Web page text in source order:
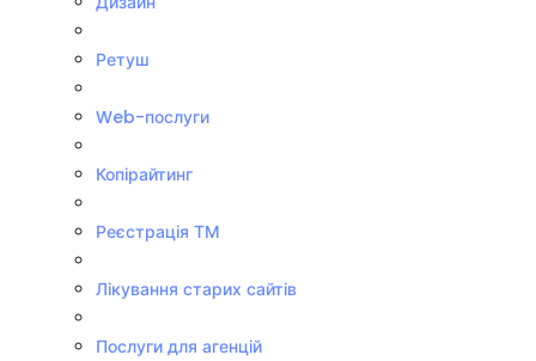
Ретуш
Web-послуги
Копірайтинг
Реєстрація ТМ
Лікування старих сайтів
Послуги для агенцій